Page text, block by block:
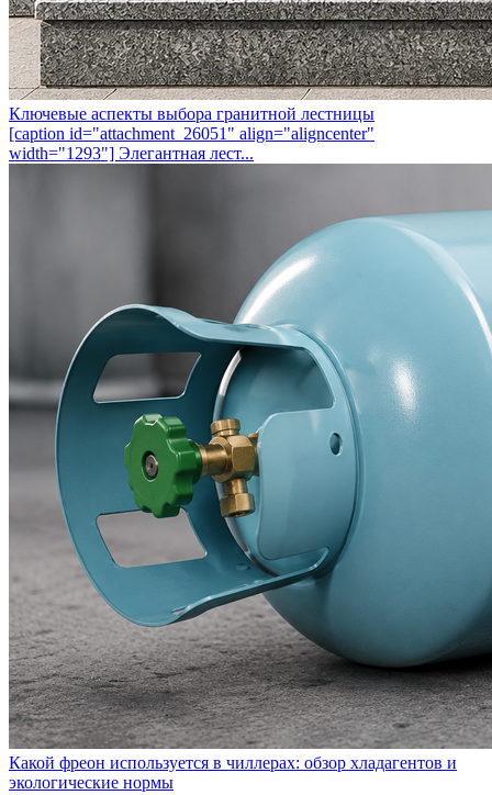
Ключевые аспекты выбора гранитной лестницы
[caption id="attachment_26051" align="aligncenter"
width="1293"] Элегантная лест...
Какой фреон используется в чиллерах: обзор хладагентов и
экологические нормы